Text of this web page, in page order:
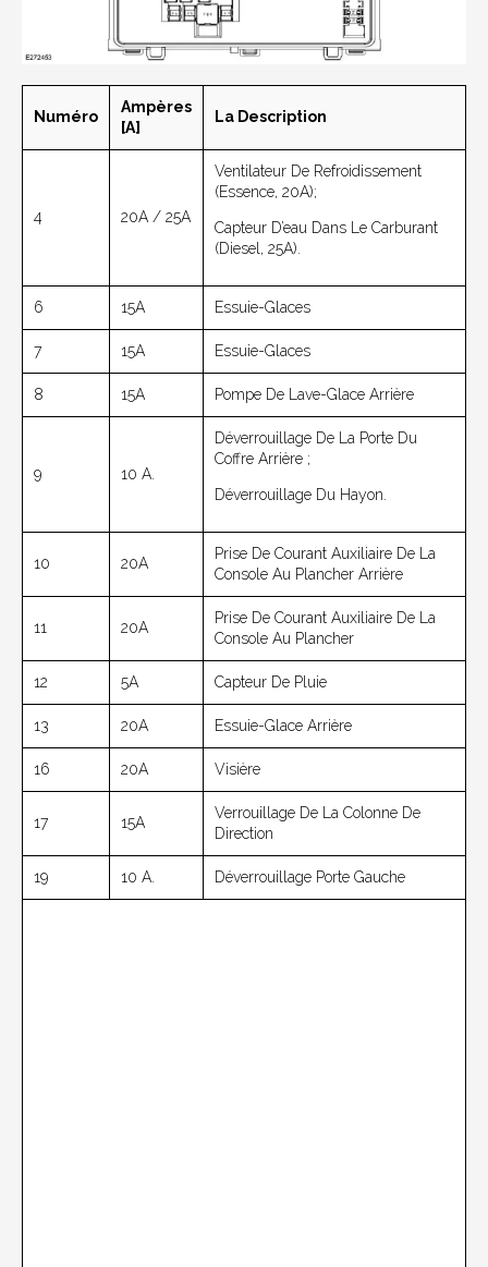
Numéro
Ampères
[A]
La Description
4 20A / 25A
Ventilateur De Refroidissement
(essence, 20A);
Capteur D’eau Dans Le Carburant
(Diesel, 25A).
6 15A Essuie-Glaces
7 15A Essuie-Glaces
8 15A Pompe De Lave-Glace Arrière
9 10 A.
Déverrouillage De La Porte Du
Coffre Arrière ;
Déverrouillage Du Hayon.
10 20A
Prise De Courant Auxiliaire De La
Console Au Plancher Arrière
11 20A
Prise De Courant Auxiliaire De La
Console Au Plancher
12 5A Capteur De Pluie
13 20A Essuie-Glace Arrière
16 20A Visière
17 15A
Verrouillage De La Colonne De
Direction
19 10 A. Déverrouillage Porte Gauche